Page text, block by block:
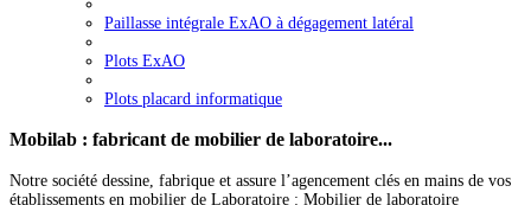
Paillasse intégrale ExAO à dégagement latéral
Plots ExAO
Plots placard informatique
Mobilab : fabricant de mobilier de laboratoire...
Notre société dessine, fabrique et assure l’agencement clés en mains de vos
établissements en mobilier de Laboratoire : Mobilier de laboratoire